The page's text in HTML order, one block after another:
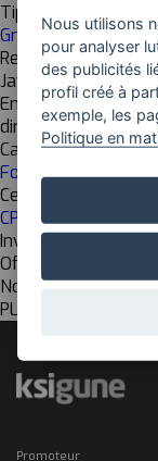
Tipología
Grade supérieur
Responsable
Javier Laiseca
Email
Cadena de valor
Formation
Centro de
CPIFP
Investigación
Off
Nombre del grupo
PLATAFORMA
Promoteur
Nous utilisons
pour analyser
des publicités
profil créé à
exemple, les
Politique en